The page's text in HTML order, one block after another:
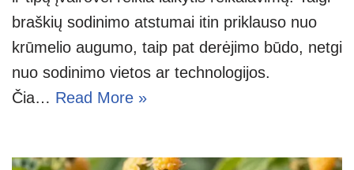
braškių sodinimo atstumai itin priklauso nuo
krūmelio augumo, taip pat derėjimo būdo, netgi
nuo sodinimo vietos ar technologijos.
Čia… Read More »